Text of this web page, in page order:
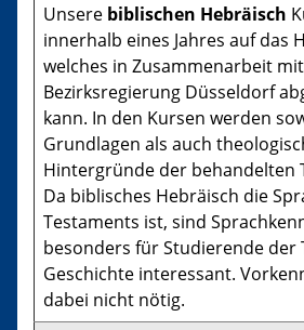
Unsere biblischen Hebräisch
innerhalb eines Jahres auf das
welches in Zusammenarbeit
Bezirksregierung Düsseldorf
kann. In den Kursen werden
Grundlagen als auch
Hintergründe der behandelten
Da biblisches Hebräisch die
Testaments ist, sind
besonders für Studierende der
Geschichte interessant.
dabei nicht nötig.